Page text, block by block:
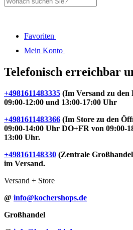
Favoriten
Mein Konto
Telefonisch erreichbar
+4981611483335 (Im Versand zu
09:00-12:00 und 13:00-17:00 Uhr
+4981611483366 (Im Store zu den
09:00-14:00 Uhr DO+FR von 09:00-
13:00 Uhr.
+498161148330 (Zentrale
im Versand.
Versand + Store
@ info@kochershops.de
Großhandel